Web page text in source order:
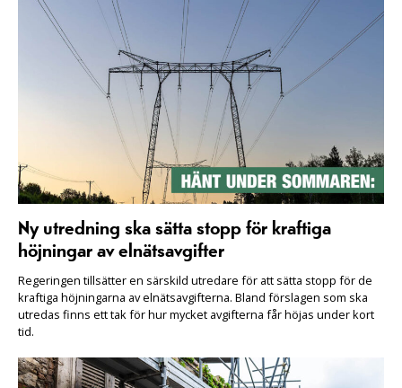
Ny utredning ska sätta stopp för kraftiga
höjningar av elnätsavgifter
Regeringen tillsätter en särskild utredare för att sätta stopp för de
kraftiga höjningarna av elnätsavgifterna. Bland förslagen som ska
utredas finns ett tak för hur mycket avgifterna får höjas under kort
tid.